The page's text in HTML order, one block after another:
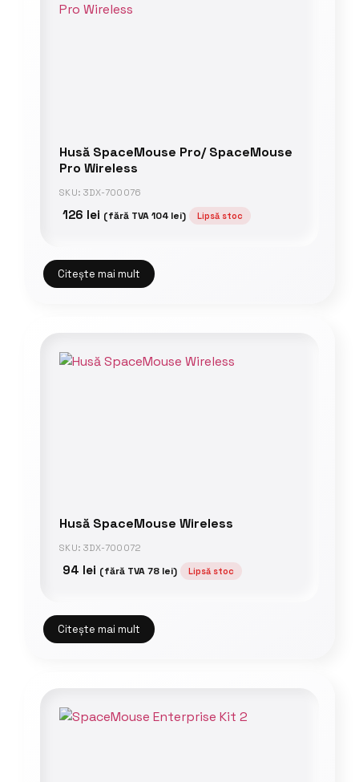
Husă SpaceMouse Pro/ SpaceMouse
Pro Wireless
SKU: 3DX-700076
126 lei (fără TVA104 lei) Lipsă stoc
Citește mai mult
Husă SpaceMouse Wireless
SKU: 3DX-700072
94 lei (fără TVA78 lei) Lipsă stoc
Citește mai mult